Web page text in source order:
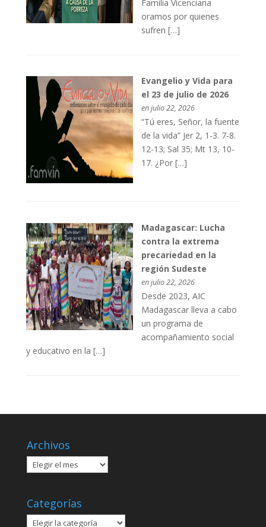
Familia Vicenciana
oramos por quienes
sufren […]
Evangelio y Vida para
el 23 de julio de 2026
en julio 22, 2026
“Tú eres, Señor, la fuente
de la vida” Jer 2, 1-3. 7-8.
12-13; Sal 35; Mt 13, 10-
17. ¿Por […]
Madagascar: Lucha
contra la extrema
precariedad en la
región Sudeste
en julio 22, 2026
Desde 2023, AIC
Madagascar lleva a cabo
un programa de
acompañamiento social
y educativo en la […]
Archivos
Archivos
Categorías
Categorías